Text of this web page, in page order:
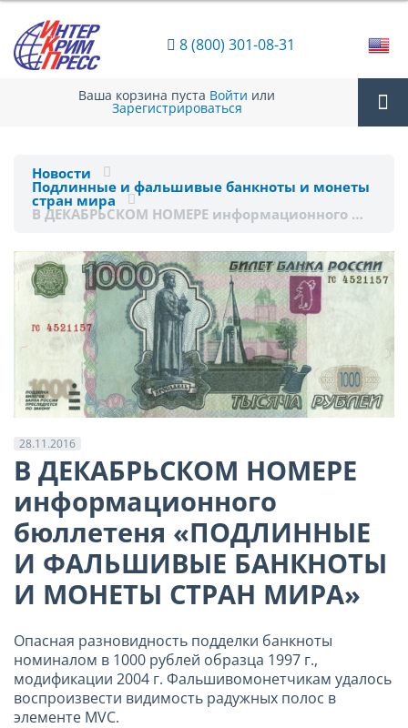
8 (800) 301-08-31
Ваша корзина пуста Войти или
Зарегистрироваться
Новости
Подлинные и фальшивые банкноты и монеты
стран мира
В ДЕКАБРЬСКОМ НОМЕРЕ информационного …
28.11.2016
В ДЕКАБРЬСКОМ НОМЕРЕ
информационного
бюллетеня «ПОДЛИННЫЕ
И ФАЛЬШИВЫЕ БАНКНОТЫ
И МОНЕТЫ СТРАН МИРА»
Опасная разновидность подделки банкноты
номиналом в 1000 рублей образца 1997 г.,
модификации 2004 г. Фальшивомонетчикам удалось
воспроизвести видимость радужных полос в
элементе MVC.